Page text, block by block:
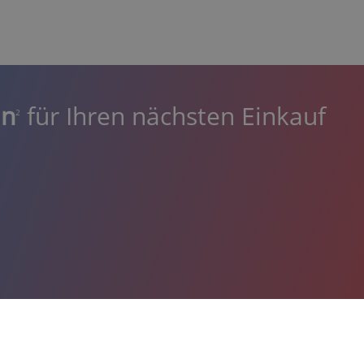
2
für Ihren nächsten Einkauf